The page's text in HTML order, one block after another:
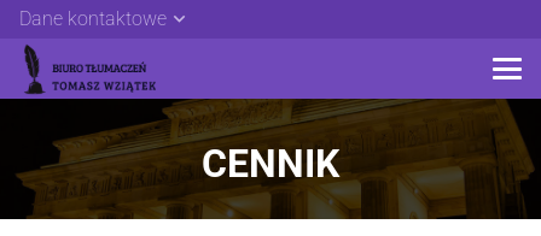
Dane kontaktowe
CENNIK